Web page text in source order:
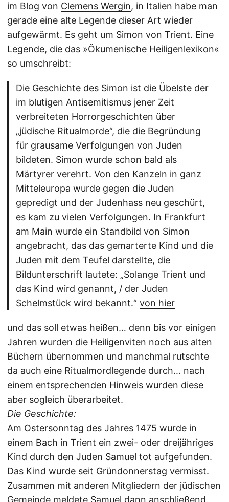
im Blog von Clemens Wergin, in Italien habe man
gerade eine alte Legende dieser Art wieder
aufgewärmt. Es geht um Simon von Trient. Eine
Legende, die das »Ökumenische Heiligenlexikon«
so umschreibt:
Die Geschichte des Simon ist die Übelste der
im blutigen Antisemitismus jener Zeit
verbreiteten Horrorgeschichten über
„jüdische Ritualmorde“, die die Begründung
für grausame Verfolgungen von Juden
bildeten. Simon wurde schon bald als
Märtyrer verehrt. Von den Kanzeln in ganz
Mitteleuropa wurde gegen die Juden
gepredigt und der Judenhass neu geschürt,
es kam zu vielen Verfolgungen. In Frankfurt
am Main wurde ein Standbild von Simon
angebracht, das das gemarterte Kind und die
Juden mit dem Teufel darstellte, die
Bildunterschrift lautete: „Solange Trient und
das Kind wird genannt, / der Juden
Schelmstück wird bekannt.“ von hier
und das soll etwas heißen… denn bis vor einigen
Jahren wurden die Heiligenviten noch aus alten
Büchern übernommen und manchmal rutschte
da auch eine Ritualmordlegende durch… nach
einem entsprechenden Hinweis wurden diese
aber sogleich überarbeitet.
Die Geschichte:
Am Ostersonntag des Jahres 1475 wurde in
einem Bach in Trient ein zwei- oder dreijähriges
Kind durch den Juden Samuel tot aufgefunden.
Das Kind wurde seit Gründonnerstag vermisst.
Zusammen mit anderen Mitgliedern der jüdischen
Gemeinde meldete Samuel dann anschließend